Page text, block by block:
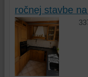
ročnej stavbe
vašich
preferencií
bez
toho,
aby
ste